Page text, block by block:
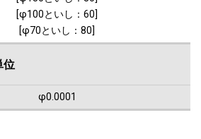
[φ100といし：60]
[φ70といし：80]
位
φ0.0001